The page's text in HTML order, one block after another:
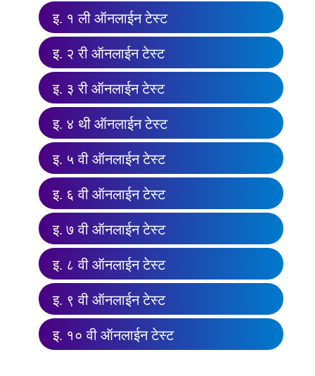
इ. १ ली ऑनलाईन टेस्ट
इ. २ री ऑनलाईन टेस्ट
इ. ३ री ऑनलाईन टेस्ट
इ. ४ थी ऑनलाईन टेस्ट
इ. ५ वी ऑनलाईन टेस्ट
इ. ६ वी ऑनलाईन टेस्ट
इ. ७ वी ऑनलाईन टेस्ट
इ. ८ वी ऑनलाईन टेस्ट
इ. ९ वी ऑनलाईन टेस्ट
इ. १० वी ऑनलाईन टेस्ट